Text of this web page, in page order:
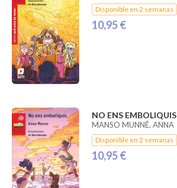
Disponible en 2 semanas
10,95 €
NO ENS EMBOLIQUIS
MANSO MUNNÉ, ANNA
Disponible en 2 semanas
10,95 €